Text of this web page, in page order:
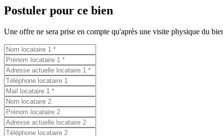
Postuler pour ce bien
Une offre ne sera prise en compte qu'après une visite physique du